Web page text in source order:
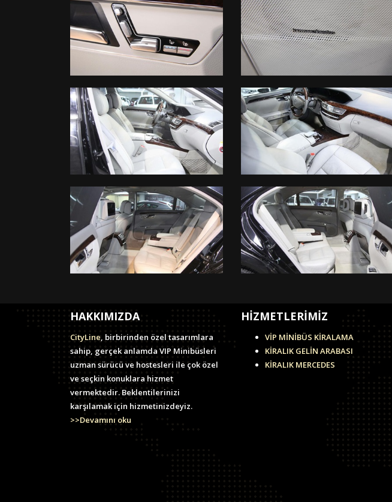
HAKKIMIZDA
CityLine, birbirinden özel tasarımlara
sahip, gerçek anlamda VIP Minibüsleri
uzman sürücü ve hostesleri ile çok özel
ve seçkin konuklara hizmet
vermektedir. Beklentilerinizi
karşılamak için hizmetinizdeyiz.
>>Devamını oku
HİZMETLERİMİZ
VİP MİNİBÜS KİRALAMA
KİRALIK GELİN ARABASI
KİRALIK MERCEDES